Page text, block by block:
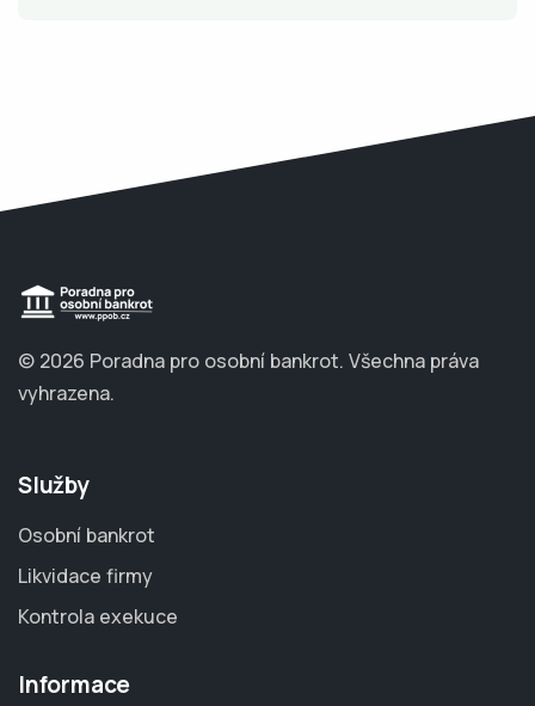
© 2026 Poradna pro osobní bankrot. Všechna práva
vyhrazena.
Služby
Osobní bankrot
Likvidace firmy
Kontrola exekuce
Informace